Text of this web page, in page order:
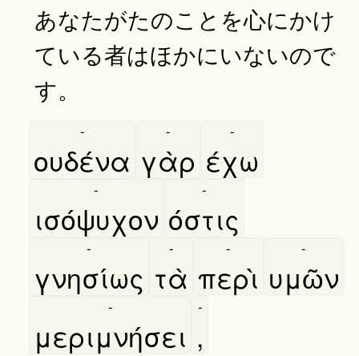
あなたがたのことを心にかけ
ている者はほかにいないので
す。
ουδένα
-
γὰρ
-
έχω
-
ισόψυχον
-
όστις
-
γνησίως
-
τὰ
-
περὶ
-
υμῶν
-
μεριμνήσει
-
,
-